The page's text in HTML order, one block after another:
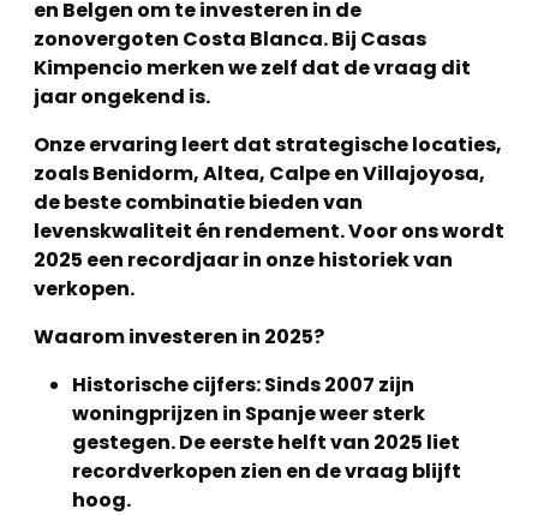
en Belgen om te investeren in de
zonovergoten Costa Blanca. Bij Casas
Kimpencio merken we zelf dat de vraag dit
jaar ongekend is.
Onze ervaring leert dat strategische locaties,
zoals Benidorm, Altea, Calpe en Villajoyosa,
de beste combinatie bieden van
levenskwaliteit én rendement. Voor ons wordt
2025 een recordjaar in onze historiek van
verkopen.
Waarom investeren in 2025?
Historische cijfers: Sinds 2007 zijn
woningprijzen in Spanje weer sterk
gestegen. De eerste helft van 2025 liet
recordverkopen zien en de vraag blijft
hoog.